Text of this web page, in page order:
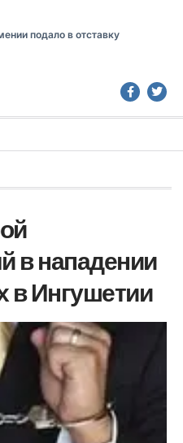
подало в отставку
в нападении
в Ингушетии